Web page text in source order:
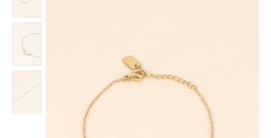
OUTLET
BLOG
NOS